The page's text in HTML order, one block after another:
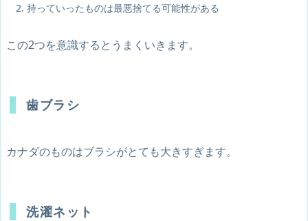
持っていったものは最悪捨てる可能性がある
この2つを意識するとうまくいきます。
歯ブラシ
カナダのものはブラシがとても大きすぎます。
洗濯ネット